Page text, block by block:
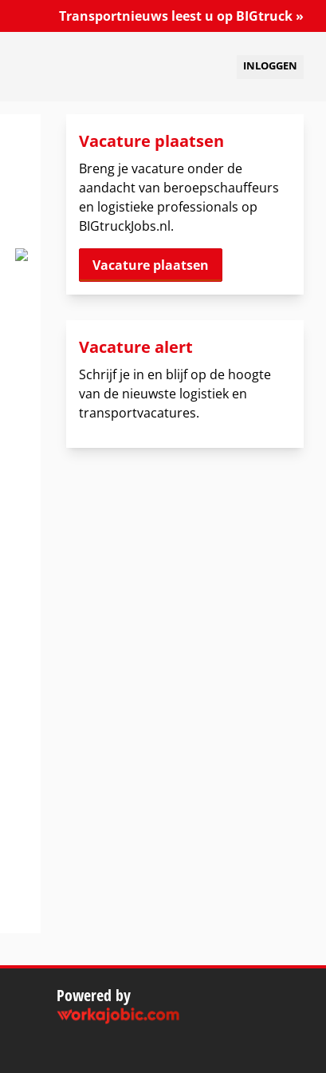
Transportnieuws leest u op BIGtruck »
INLOGGEN
Vacature plaatsen
Breng je vacature onder de
aandacht van beroepschauffeurs
en logistieke professionals op
BIGtruckJobs.nl.
Vacature plaatsen
Vacature alert
Schrijf je in en blijf op de hoogte
van de nieuwste logistiek en
transportvacatures.
Powered by